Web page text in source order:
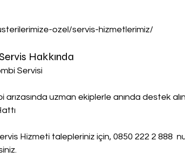
ozel/servis-hizmetlerimiz/
Hakkında
Servisi
uzman ekiplerle anında destek
Hizmeti talepleriniz için, 0850 222 2 888